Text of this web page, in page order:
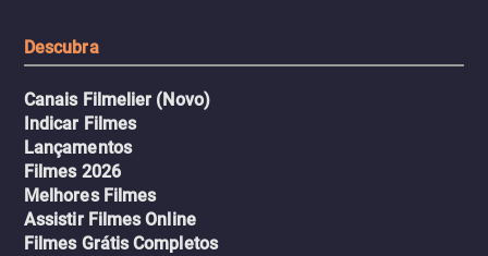
Descubra
Canais Filmelier (Novo)
Indicar Filmes
Lançamentos
Filmes 2026
Melhores Filmes
Assistir Filmes Online
Filmes Grátis Completos